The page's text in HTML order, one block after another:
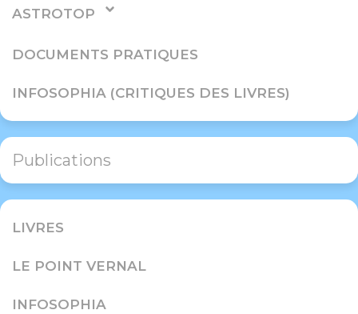
ASTROTOP
DOCUMENTS PRATIQUES
INFOSOPHIA (CRITIQUES DES LIVRES)
Publications
LIVRES
LE POINT VERNAL
INFOSOPHIA